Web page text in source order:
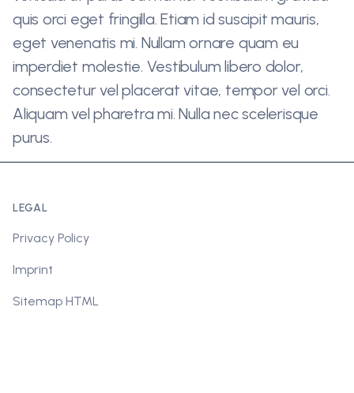
quis orci eget fringilla. Etiam id suscipit mauris,
eget venenatis mi. Nullam ornare quam eu
imperdiet molestie. Vestibulum libero dolor,
consectetur vel placerat vitae, tempor vel orci.
Aliquam vel pharetra mi. Nulla nec scelerisque
purus.
LEGAL
Privacy Policy
Imprint
Sitemap HTML